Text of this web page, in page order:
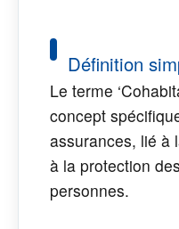
Définition
Le terme
concept
assurances, lié à
à la protection
personnes.